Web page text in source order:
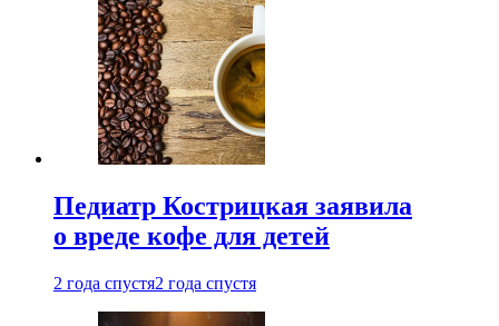
Педиатр Кострицкая заявила
о вреде кофе для детей
2 года спустя2 года спустя